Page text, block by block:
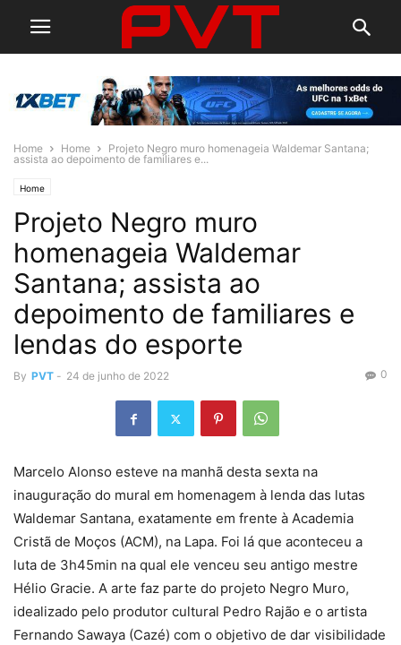
Home Home
Projeto Negro muro homenageia Waldemar Santana;
assista ao depoimento de familiares e...
Home
Projeto Negro muro
homenageia Waldemar
Santana; assista ao
depoimento de familiares e
lendas do esporte
By PVT - 24 de junho de 2022 0
Marcelo Alonso esteve na manhã desta sexta na
inauguração do mural em homenagem à lenda das lutas
Waldemar Santana, exatamente em frente à Academia
Cristã de Moços (ACM), na Lapa. Foi lá que aconteceu a
luta de 3h45min na qual ele venceu seu antigo mestre
Hélio Gracie. A arte faz parte do projeto Negro Muro,
idealizado pelo produtor cultural Pedro Rajão e o artista
Fernando Sawaya (Cazé) com o objetivo de dar visibilidade